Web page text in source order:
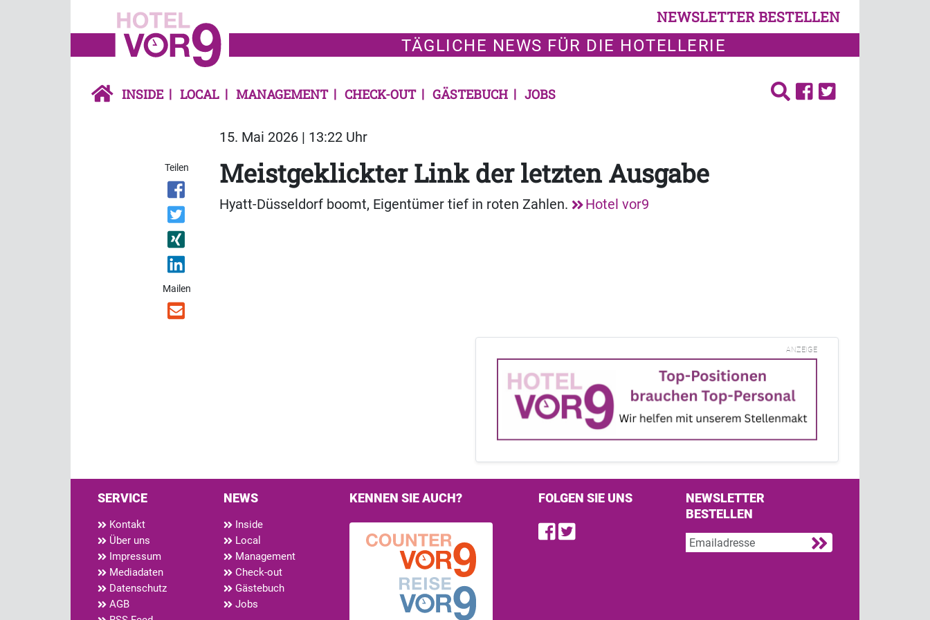
NEWSLETTER BESTELLEN
TÄGLICHE NEWS FÜR DIE HOTELLERIE
INSIDE LOCAL MANAGEMENT CHECK-OUT GÄSTEBUCH JOBS
15. Mai 2026 | 13:22 Uhr
Teilen
Mailen
Meistgeklickter Link der letzten Ausgabe
Hyatt-Düsseldorf boomt, Eigentümer tief in roten Zahlen. Hotel vor9
ANZEIGE
SERVICE
Kontakt
Über uns
Impressum
Mediadaten
Datenschutz
AGB
NEWS
Inside
Local
Management
Check-out
Gästebuch
Jobs
KENNEN SIE AUCH? FOLGEN SIE UNS
Find us on Facebook
Follow us on Twitter
NEWSLETTER
BESTELLEN